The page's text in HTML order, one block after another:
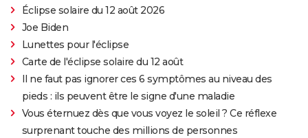
Éclipse solaire du 12 août 2026
Joe Biden
Lunettes pour l'éclipse
Carte de l'éclipse solaire du 12 août
Il ne faut pas ignorer ces 6 symptômes au niveau des
pieds : ils peuvent être le signe d'une maladie
Vous éternuez dès que vous voyez le soleil ? Ce réflexe
surprenant touche des millions de personnes